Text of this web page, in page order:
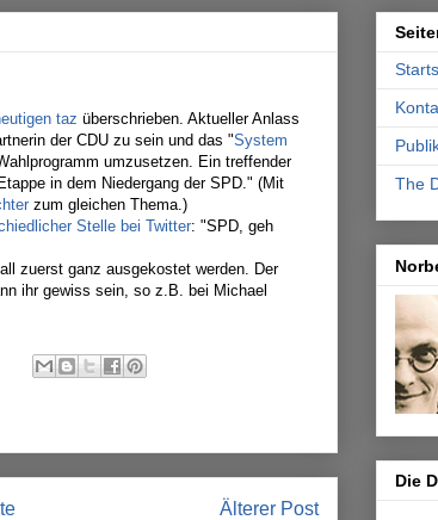
taz überschrieben. Aktueller Anlass
der CDU zu sein und das "System
umzusetzen. Ein treffender
in dem Niedergang der SPD." (Mit
zum gleichen Thema.)
Stelle bei Twitter: "SPD, geh
zuerst ganz ausgekostet werden. Der
ihr gewiss sein, so z.B. bei Michael
Älterer Post
The
Die